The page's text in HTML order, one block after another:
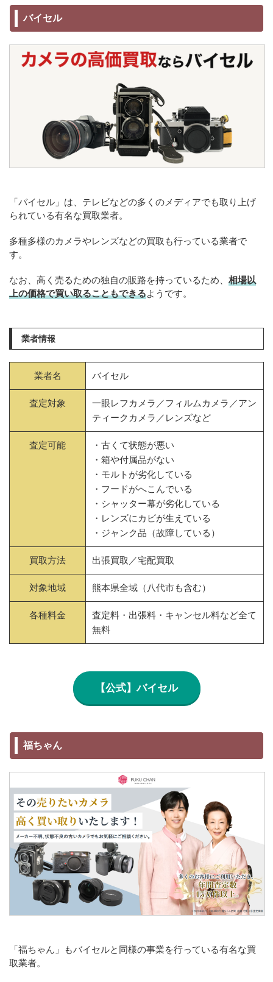
バイセル
「バイセル」は、テレビなどの多くのメディアでも取り上げ
られている有名な買取業者。
多種多様のカメラやレンズなどの買取も行っている業者で
す。
なお、高く売るための独自の販路を持っているため、 相場以
上の価格で買い取ることもできるようです。
業者情報
業者名 バイセル
査定対象
一眼レフカメラ／フィルムカメラ／アン
ティークカメラ／レンズなど
査定可能
・古くて状態が悪い
・箱や付属品がない
・モルトが劣化している
・フードがへこんでいる
・シャッター幕が劣化している
・レンズにカビが生えている
・ジャンク品（故障している）
買取方法 出張買取／宅配買取
対象地域 熊本県全域（八代市も含む）
各種料金
査定料・出張料・キャンセル料など全て
無料
【公式】バイセル
福ちゃん
「福ちゃん」もバイセルと同様の事業を行っている有名な買
取業者。